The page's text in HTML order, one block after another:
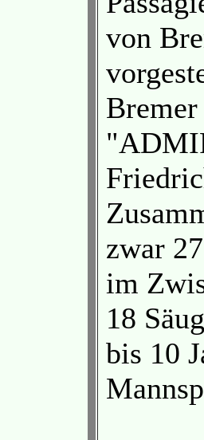
von
zwar
im
18
bis 10